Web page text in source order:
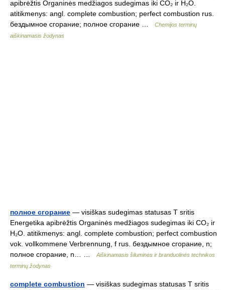
apibrėžtis Organinės medžiagos sudegimas iki CO₂ ir H₂O.
atitikmenys: angl. complete combustion; perfect combustion rus.
бездымное сгорание; полное сгорание …
Chemijos terminų
aiškinamasis žodynas
полное сгорание — visiškas sudegimas statusas T sritis
Energetika apibrėžtis Organinės medžiagos sudegimas iki CO₂ ir
H₂O. atitikmenys: angl. complete combustion; perfect combustion
vok. vollkommene Verbrennung, f rus. бездымное сгорание, n;
полное сгорание, n… …
Aiškinamasis šiluminės ir branduolinės technikos
terminų žodynas
complete combustion — visiškas sudegimas statusas T sritis